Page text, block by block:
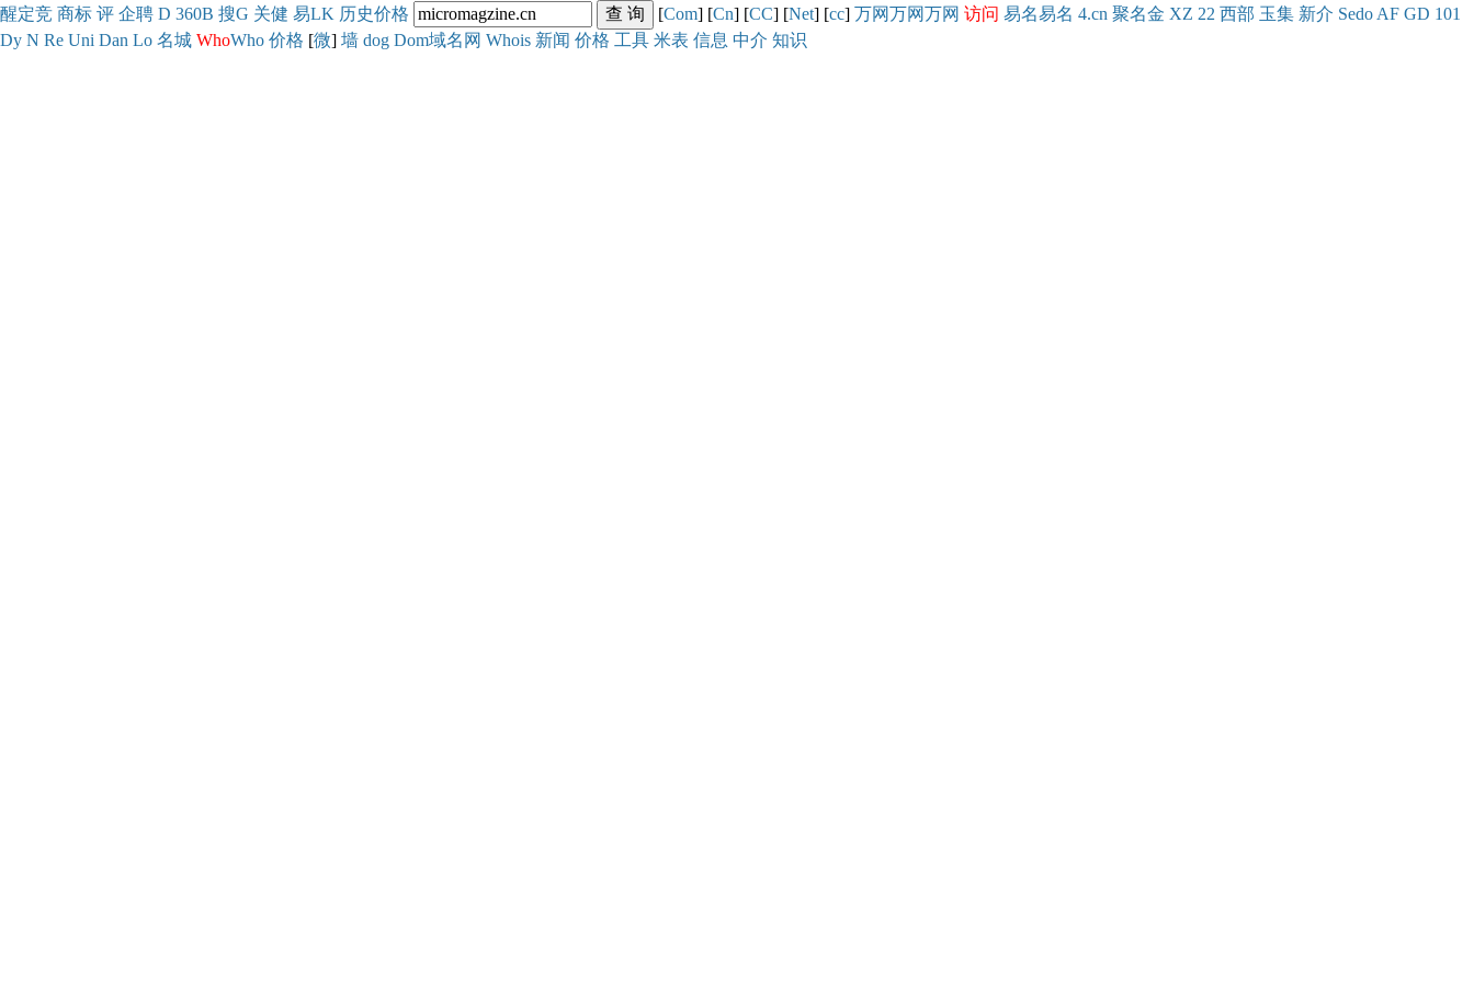
醒定竞 商标 评 企聘 D 360B 搜G 关健 易LK 历史价格 [Com] [Cn] [CC] [Net] [cc] 万网万网万网 访问 易名易名 4.cn 聚名金 XZ 22 西部 玉集 新介 Sedo AF GD 101
Dy N Re Uni Dan Lo 名城 WhoWho 价格 [微] 墙 dog Dom域名网 Whois 新闻 价格 工具 米表 信息 中介 知识